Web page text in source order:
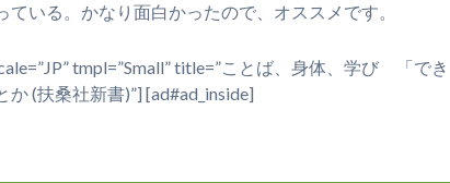
ている。かなり面白かったので、オススメです。
tmpl=”Small” title=”ことば、身体、学び 「でき
(扶桑社新書)”] [ad#ad_inside]